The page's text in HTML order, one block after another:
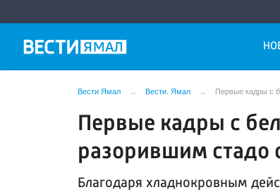
Вести Ямал Вести. Ямал Первые кадры с
Первые кадры с
разорившим стадо
Благодаря хладнокровным